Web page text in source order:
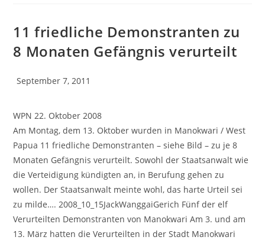
11 friedliche Demonstranten zu
8 Monaten Gefängnis verurteilt
September 7, 2011
WPN 22. Oktober 2008
Am Montag, dem 13. Oktober wurden in Manokwari / West
Papua 11 friedliche Demonstranten – siehe Bild – zu je 8
Monaten Gefängnis verurteilt. Sowohl der Staatsanwalt wie
die Verteidigung kündigten an, in Berufung gehen zu
wollen. Der Staatsanwalt meinte wohl, das harte Urteil sei
zu milde…. 2008_10_15JackWanggaiGerich Fünf der elf
Verurteilten Demonstranten von Manokwari Am 3. und am
13. März hatten die Verurteilten in der Stadt Manokwari